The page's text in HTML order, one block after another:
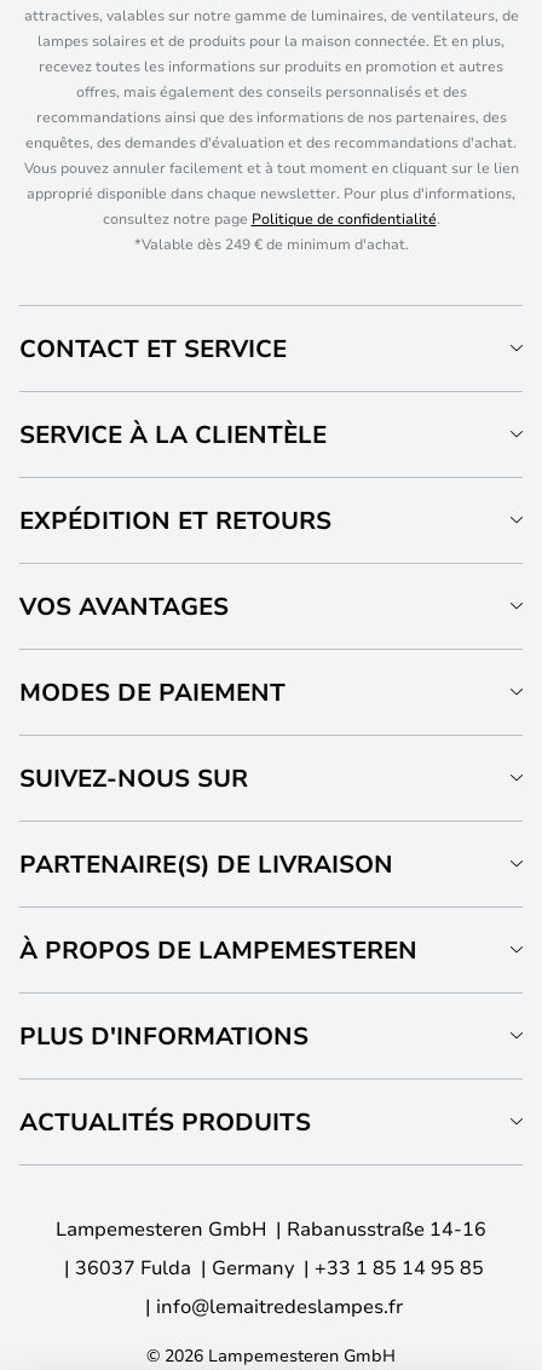
attractives, valables sur notre gamme de luminaires, de ventilateurs, de
lampes solaires et de produits pour la maison connectée. Et en plus,
recevez toutes les informations sur produits en promotion et autres
offres, mais également des conseils personnalisés et des
recommandations ainsi que des informations de nos partenaires, des
enquêtes, des demandes d'évaluation et des recommandations d'achat.
Vous pouvez annuler facilement et à tout moment en cliquant sur le lien
approprié disponible dans chaque newsletter. Pour plus d'informations,
consultez notre page Politique de confidentialité.
*Valable dès 249 € de minimum d'achat.
CONTACT ET SERVICE
SERVICE À LA CLIENTÈLE
EXPÉDITION ET RETOURS
VOS AVANTAGES
MODES DE PAIEMENT
SUIVEZ-NOUS SUR
PARTENAIRE(S) DE LIVRAISON
À PROPOS DE LAMPEMESTEREN
PLUS D'INFORMATIONS
ACTUALITÉS PRODUITS
Lampemesteren GmbH
Rabanusstraße 14-16
36037 Fulda
Germany
+33 1 85 14 95 85
info@lemaitredeslampes.fr
© 2026 Lampemesteren GmbH